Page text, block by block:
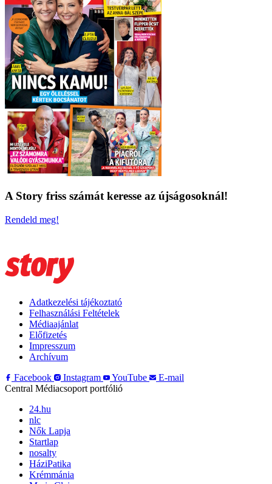
A Story friss számát keresse az újságosoknál!
Rendeld meg!
Adatkezelési tájékoztató
Felhasználási Feltételek
Médiaajánlat
Előfizetés
Impresszum
Archívum
Facebook
Instagram YouTube
E-mail
Central Médiacsoport portfólió
24.hu
nlc
Nők Lapja
Startlap
nosalty
HáziPatika
Krémmánia